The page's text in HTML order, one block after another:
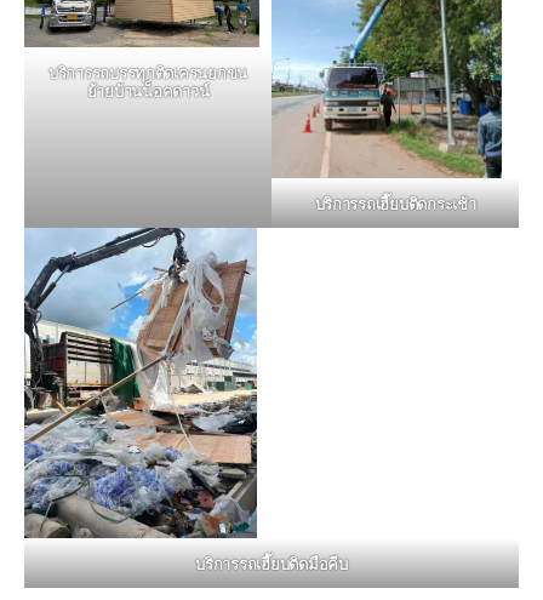
บริการรถบรรทุกติดเครนยกขน
ย้ายบ้านน็อคดาวน์
บริการรถเฮี๊ยบติดกระเช้า
บริการรถเฮี๊ยบติดมือคีบ